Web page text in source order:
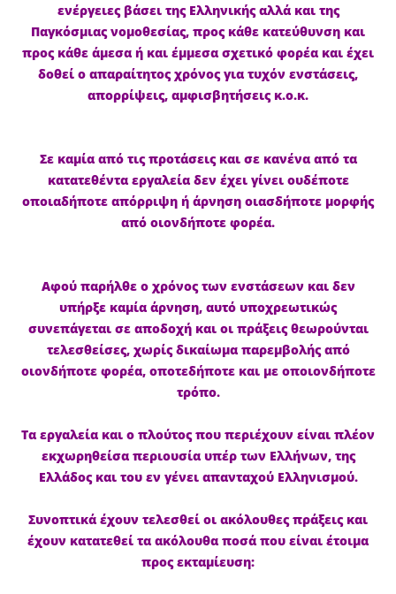
ενέργειες βάσει της Ελληνικής αλλά και της
Παγκόσμιας νομοθεσίας, προς κάθε κατεύθυνση και
προς κάθε άμεσα ή και έμμεσα σχετικό φορέα και έχει
δοθεί ο απαραίτητος χρόνος για τυχόν ενστάσεις,
απορρίψεις, αμφισβητήσεις κ.ο.κ.
Σε καμία από τις προτάσεις και σε κανένα από τα
κατατεθέντα εργαλεία δεν έχει γίνει ουδέποτε
οποιαδήποτε απόρριψη ή άρνηση οιασδήποτε μορφής
από οιονδήποτε φορέα.
Αφού παρήλθε ο χρόνος των ενστάσεων και δεν
υπήρξε καμία άρνηση, αυτό υποχρεωτικώς
συνεπάγεται σε αποδοχή και οι πράξεις θεωρούνται
τελεσθείσες, χωρίς δικαίωμα παρεμβολής από
οιονδήποτε φορέα, οποτεδήποτε και με οποιονδήποτε
τρόπο.
Τα εργαλεία και ο πλούτος που περιέχουν είναι πλέον
εκχωρηθείσα περιουσία υπέρ των Ελλήνων, της
Ελλάδος και του εν γένει απανταχού Ελληνισμού.
Συνοπτικά έχουν τελεσθεί οι ακόλουθες πράξεις και
έχουν κατατεθεί τα ακόλουθα ποσά που είναι έτοιμα
προς εκταμίευση: